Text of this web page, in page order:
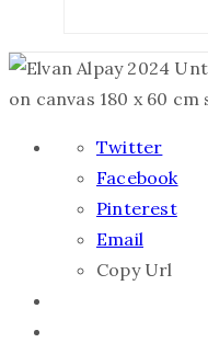
Twitter
Facebook
Pinterest
Email
Copy Url